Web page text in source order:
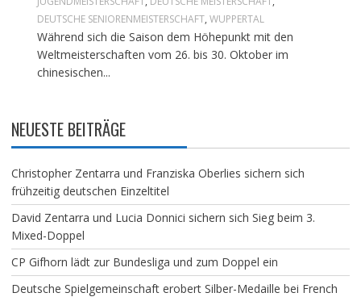
DEUTSCHE SENIORENMEISTERSCHAFT, WUPPERTAL
Während sich die Saison dem Höhepunkt mit den
Weltmeisterschaften vom 26. bis 30. Oktober im
chinesischen...
NEUESTE BEITRÄGE
Christopher Zentarra und Franziska Oberlies sichern sich
frühzeitig deutschen Einzeltitel
David Zentarra und Lucia Donnici sichern sich Sieg beim 3.
Mixed-Doppel
CP Gifhorn lädt zur Bundesliga und zum Doppel ein
Deutsche Spielgemeinschaft erobert Silber-Medaille bei French